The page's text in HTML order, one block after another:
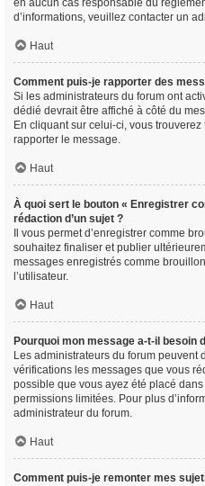
en aucun cas responsable du
d’informations, veuillez contacter un
Haut
Comment puis-je rapporter des
Si les administrateurs du forum ont
dédié devrait être affiché à côté du
En cliquant sur celui-ci, vous
rapporter le message.
Haut
À quoi sert le bouton « Enregistrer
rédaction d’un sujet ?
Il vous permet d’enregistrer comme
souhaitez finaliser et publier
messages enregistrés comme
l’utilisateur.
Haut
Pourquoi mon message a-t-il besoin
Les administrateurs du forum peuvent
vérifications les messages que vous
possible que vous ayez été placé
permissions limitées. Pour plus
administrateur du forum.
Haut
Comment puis-je remonter mes